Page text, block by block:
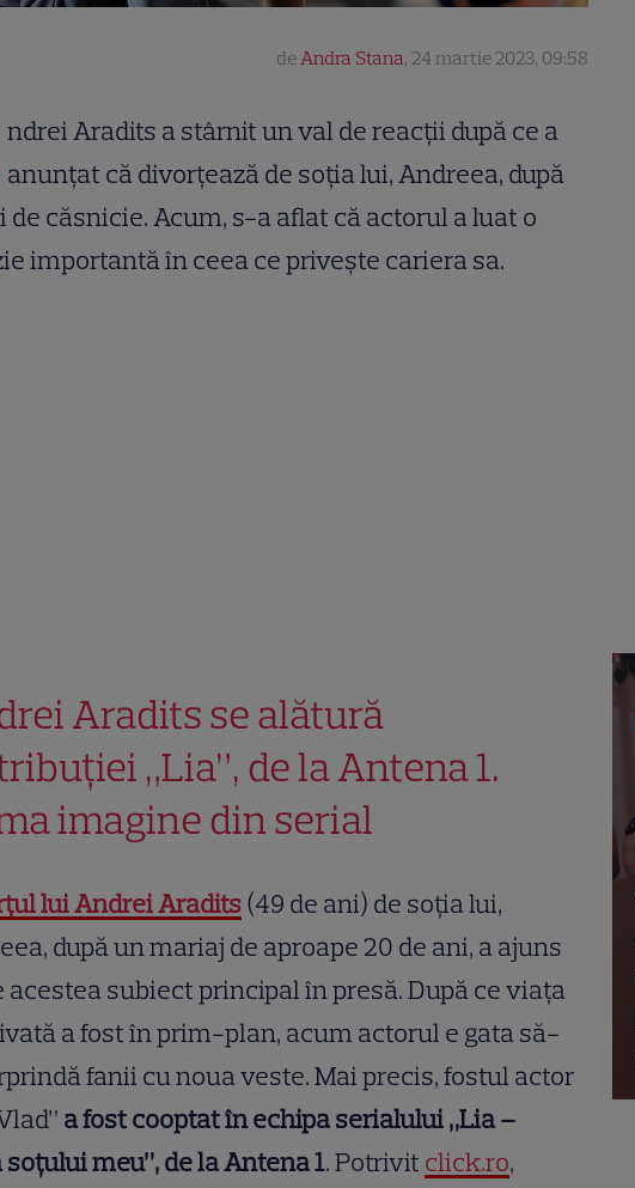
deAndra Stana, 24 martie 2023, 09:58
ndrei Aradits a stârnit un val de reacții după ce a
anunțat că divorțează de soția lui, Andreea, după
de căsnicie. Acum, s-a aflat că actorul a luat o
importantă în ceea ce privește cariera sa.
Aradits se alătură
„Lia”, de la Antena 1.
imagine din serial
lui Andrei Aradits(49 de ani) de soția lui,
după un mariaj de aproape 20 de ani, a ajuns
acestea subiect principal în presă. După ce viața
a fost în prim-plan, acum actorul e gata să-
fanii cu noua veste. Mai precis, fostul actor
a fostcooptat în echipa serialului „Lia –
soțului meu”, de la Antena 1. Potrivit click.ro,